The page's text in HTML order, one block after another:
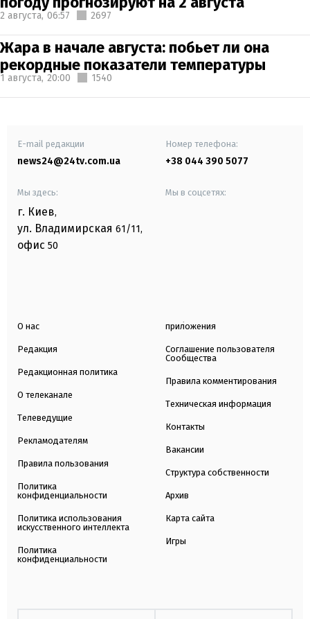
2 августа, 06:57 2697
Жара в начале августа: побьет ли она
рекордные показатели температуры
1 августа, 20:00 1540
E-mail редакции
news24@24tv.com.ua
Номер телефона:
+38 044 390 5077
Мы здесь:
г. Киев,
ул. Владимирская 61/11,
офис 50
Мы в соцсетях:
О нас
Редакция
Редакционная политика
О телеканале
Телеведущие
Рекламодателям
Правила пользования
Политика
конфиденциальности
Политика использования
искусственного интеллекта
Политика
конфиденциальности
приложения
Соглашение пользователя
Сообщества
Правила комментирования
Техническая информация
Контакты
Вакансии
Структура собственности
Архив
Карта сайта
Игры